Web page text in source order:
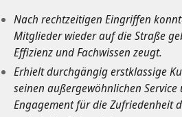
Nach rechtzeitigen Eingriffen
Mitglieder wieder auf die Straße
Effizienz und Fachwissen zeugt.
Erhielt durchgängig erstklassige
seinen außergewöhnlichen
Engagement für die Zufriedenheit